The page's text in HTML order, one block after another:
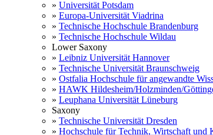
» Universität Potsdam
» Europa-Universität Viadrina
» Technische Hochschule Brandenburg
» Technische Hochschule Wildau
Lower Saxony
» Leibniz Universität Hannover
» Technische Universität Braunschweig
» Ostfalia Hochschule für angewandte
» HAWK Hildesheim/Holzminden/
» Leuphana Universität Lüneburg
Saxony
» Technische Universität Dresden
» Hochschule für Technik, Wirtschaft und